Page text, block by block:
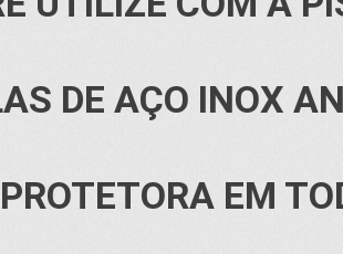
DE AÇO INOX
EM